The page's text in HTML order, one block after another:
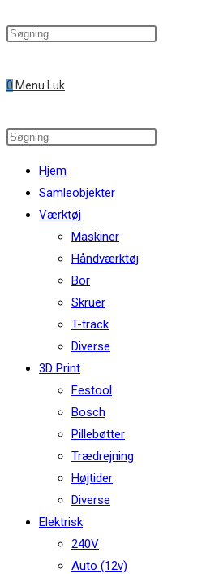
search
0 Menu Luk
Search
website
Hjem
Samleobjekter
Værktøj
Maskiner
Håndværktøj
Bor
Skruer
T-track
Diverse
3D Print
Festool
Bosch
Pillebøtter
Trædrejning
Højtider
Diverse
Elektrisk
240V
Auto (12v)